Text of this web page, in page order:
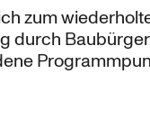
zum
durch